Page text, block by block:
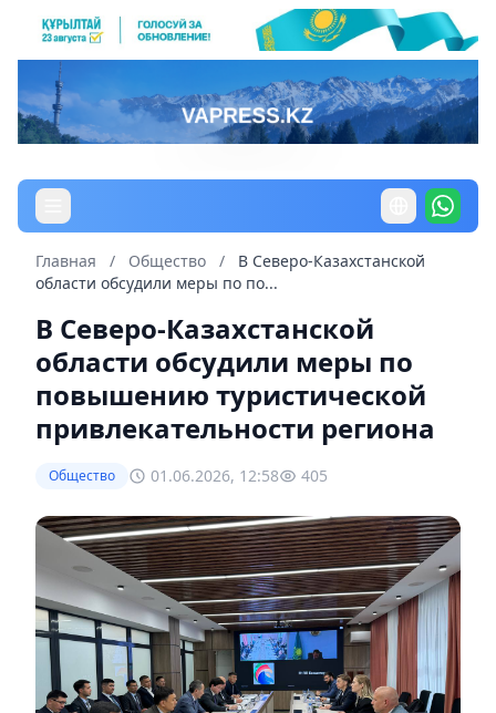
Главная / Общество /
В Северо-Казахстанской
области обсудили меры по по...
В Северо-Казахстанской
области обсудили меры по
повышению туристической
привлекательности региона
Общество 01.06.2026, 12:58 405